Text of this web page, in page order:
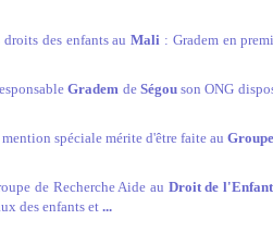
droits des enfants auMali : Gradem en
Gradem de Ségouson ONG
spéciale mérite d'être faite au
de Recherche Aide au Droit de l'Enfant
des enfants et ...